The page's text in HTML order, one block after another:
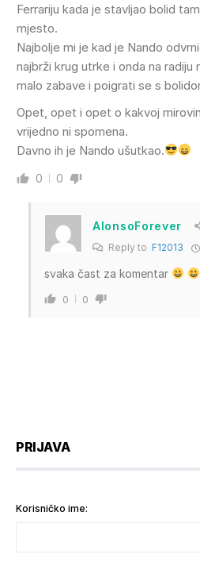
Ferrariju kada je stavljao bolid
mjesto.
Najbolje mi je kad je Nando
najbrži krug utrke i onda na
malo zabave i poigrati se s
Opet, opet i opet o kakvoj
vrijedno ni spomena.
Davno ih je Nando ušutkao.
0 0
AlonsoForever
Reply to F12013
svaka čast za komentar
0 0
PRIJAVA
Korisničko ime: